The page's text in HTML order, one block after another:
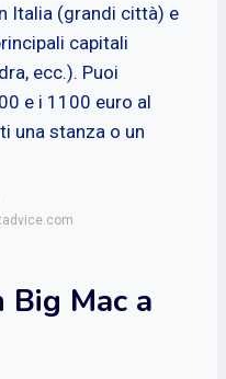
Italia (grandi città) e
capitali
ecc.). Puoi
e i 1100 euro al
una stanza o un
Big Mac a